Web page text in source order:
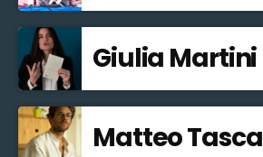
Giulia Martini
Matteo Tasca